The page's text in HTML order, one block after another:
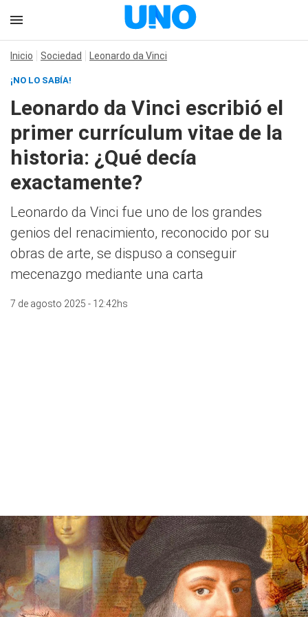
Inicio Sociedad Leonardo da Vinci
¡NO LO SABÍA!
Leonardo da Vinci escribió el
primer currículum vitae de la
historia: ¿Qué decía
exactamente?
Leonardo da Vinci fue uno de los grandes
genios del renacimiento, reconocido por su
obras de arte, se dispuso a conseguir
mecenazgo mediante una carta
7 de agosto 2025 - 12:42hs